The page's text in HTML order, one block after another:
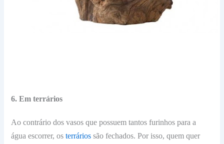
6. Em terrários
Ao contrário dos vasos que possuem tantos furinhos para a
água escorrer, osterrários são fechados. Por isso, quem quer